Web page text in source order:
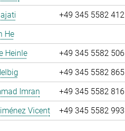
+49 345 5582 412
He
Heinle
+49 345 5582 506
+49 345 5582 865
Imran
+49 345 5582 816
Vicent
+49 345 5582 993